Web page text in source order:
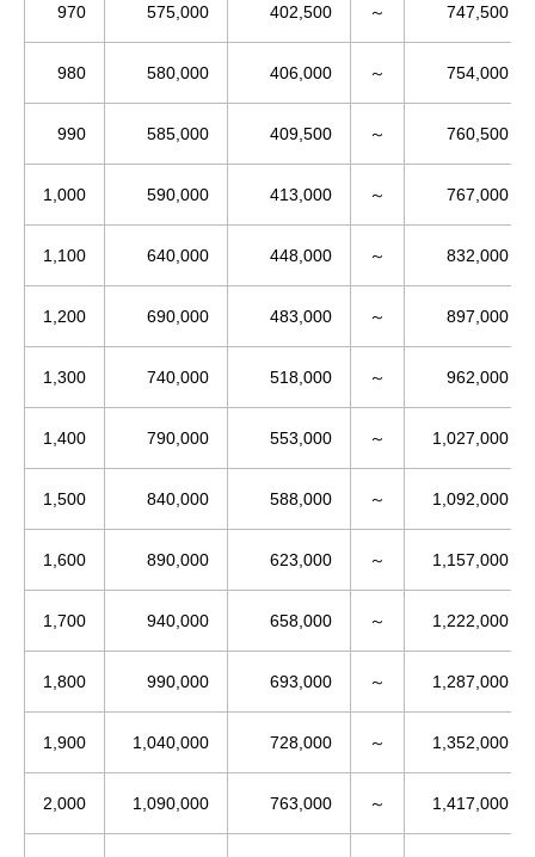
970 575,000 402,500 ～ 747,500
980 580,000 406,000 ～ 754,000
990 585,000 409,500 ～ 760,500
1,000 590,000 413,000 ～ 767,000
1,100 640,000 448,000 ～ 832,000
1,200 690,000 483,000 ～ 897,000
1,300 740,000 518,000 ～ 962,000
1,400 790,000 553,000 ～ 1,027,000
1,500 840,000 588,000 ～ 1,092,000
1,600 890,000 623,000 ～ 1,157,000
1,700 940,000 658,000 ～ 1,222,000
1,800 990,000 693,000 ～ 1,287,000
1,900 1,040,000 728,000 ～ 1,352,000
2,000 1,090,000 763,000 ～ 1,417,000